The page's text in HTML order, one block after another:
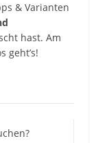
& Varianten
hast. Am
geht’s!